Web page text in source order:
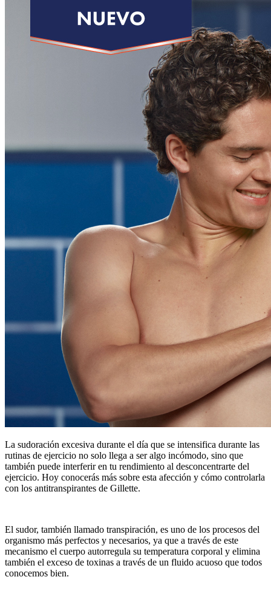
La sudoración excesiva durante el día que se intensifica durante las
rutinas de ejercicio no solo llega a ser algo incómodo, sino que
también puede interferir en tu rendimiento al desconcentrarte del
ejercicio. Hoy conocerás más sobre esta afección y cómo controlarla
con los antitranspirantes de Gillette.
El sudor, también llamado transpiración, es uno de los procesos del
organismo más perfectos y necesarios, ya que a través de este
mecanismo el cuerpo autorregula su temperatura corporal y elimina
también el exceso de toxinas a través de un fluido acuoso que todos
conocemos bien.